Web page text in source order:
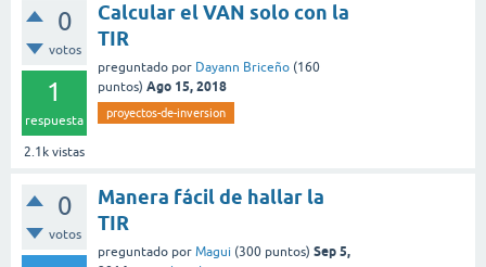
0
votos
1
respuesta
2.1k vistas
Calcular el VAN solo con la
TIR
preguntado por Dayann Briceño (160
puntos) Ago 15, 2018
proyectos-de-inversion
0
votos
Manera fácil de hallar la
TIR
preguntado por Magui (300 puntos) Sep 5,